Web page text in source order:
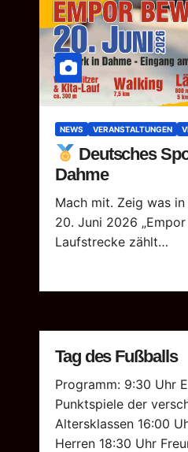
NEWS VERANSTALTUNGEN
Deutsches
Dahme
Mach mit. Zeig was
20. Juni 2026
Laufstrecke zählt…
Tag des Fußballs
Programm: 9:30 Uhr
Punktspiele der
Altersklassen 16:00
Herren 18:30 Uhr